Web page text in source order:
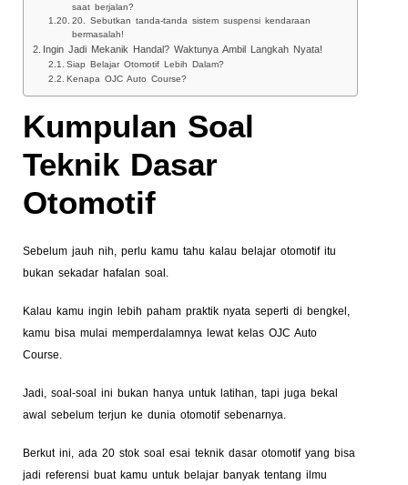
saat berjalan?
20. Sebutkan tanda-tanda sistem suspensi kendaraan
bermasalah!
Ingin Jadi Mekanik Handal? Waktunya Ambil Langkah Nyata!
Siap Belajar Otomotif Lebih Dalam?
Kenapa OJC Auto Course?
Kumpulan Soal
Teknik Dasar
Otomotif
Sebelum jauh nih, perlu kamu tahu kalau belajar otomotif itu
bukan sekadar hafalan soal.
Kalau kamu ingin lebih paham praktik nyata seperti di bengkel,
kamu bisa mulai memperdalamnya lewat kelas OJC Auto
Course.
Jadi, soal-soal ini bukan hanya untuk latihan, tapi juga bekal
awal sebelum terjun ke dunia otomotif sebenarnya.
Berkut ini, ada 20 stok soal esai teknik dasar otomotif yang bisa
jadi referensi buat kamu untuk belajar banyak tentang ilmu